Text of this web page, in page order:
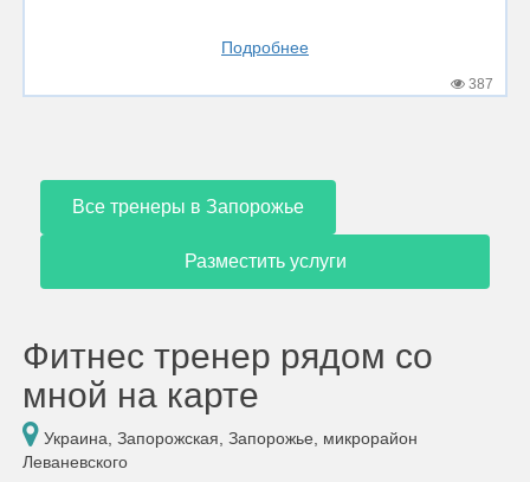
Подробнее
387
Все тренеры в Запорожье
Разместить услуги
Фитнес тренер рядом со
мной на карте
Украина, Запорожская, Запорожье, микрорайон
Леваневского